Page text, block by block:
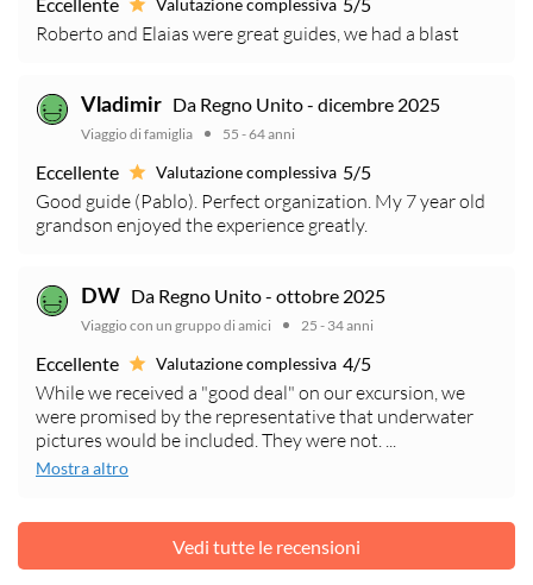
Eccellente Valutazione complessiva 5/5
Roberto and Elaias were great guides, we had a blast
Vladimir Da Regno Unito - dicembre 2025
Viaggio di famiglia 55 - 64 anni
Eccellente Valutazione complessiva 5/5
Good guide (Pablo). Perfect organization. My 7 year old
grandson enjoyed the experience greatly.
DW Da Regno Unito - ottobre 2025
Viaggio con un gruppo di amici 25 - 34 anni
Eccellente Valutazione complessiva 4/5
While we received a "good deal" on our excursion, we
were promised by the representative that underwater
pictures would be included. They were not. ...
Mostra altro
Vedi tutte le recensioni